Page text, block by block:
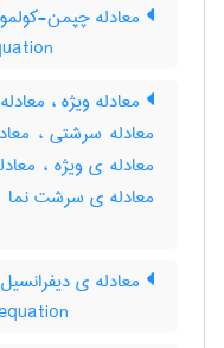
معادله چپمن-
معادله ویژه ،
معادله سرشتی ،
معادله ی ویژه ،
معادله ی سرشت نما
معادله ی